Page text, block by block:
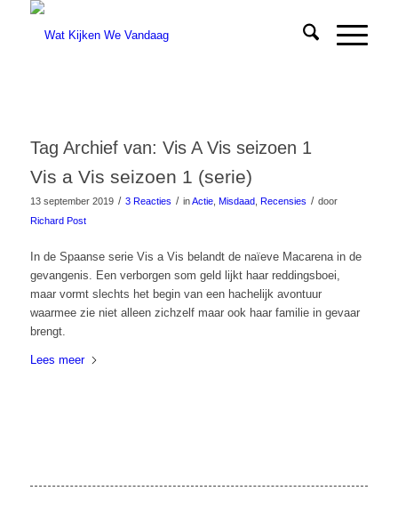
Tag Archief van: Vis A Vis seizoen 1
Vis a Vis seizoen 1 (serie)
13 september 2019 / 3 Reacties / inActie, Misdaad, Recensies / door
Richard Post
In de Spaanse serie Vis a Vis belandt de naïeve Macarena in de
gevangenis. Een verborgen som geld lijkt haar reddingsboei,
maar vormt slechts het begin van een hachelijk avontuur
waarmee zie niet alleen zichzelf maar ook haar familie in gevaar
brengt.
Lees meer